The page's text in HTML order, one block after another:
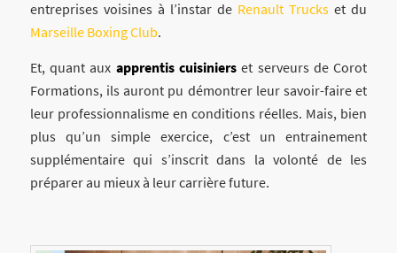
entreprises voisines à l’instar de Renault Trucks et du
Marseille Boxing Club.
Et, quant aux apprentis cuisiniers et serveurs de Corot
Formations, ils auront pu démontrer leur savoir-faire et
leur professionnalisme en conditions réelles. Mais, bien
plus qu’un simple exercice, c’est un entrainement
supplémentaire qui s’inscrit dans la volonté de les
préparer au mieux à leur carrière future.